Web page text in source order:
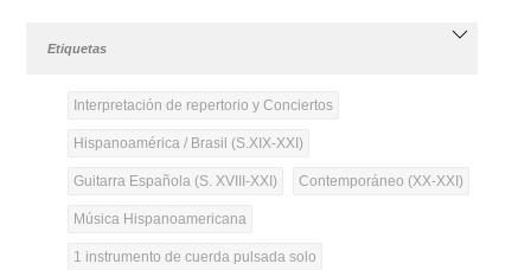
Etiquetas
Interpretación de repertorio y Conciertos
Hispanoamérica / Brasil (S.XIX-XXI)
Guitarra Española (S. XVIII-XXI) Contemporáneo (XX-XXI)
Música Hispanoamericana
1 instrumento de cuerda pulsada solo